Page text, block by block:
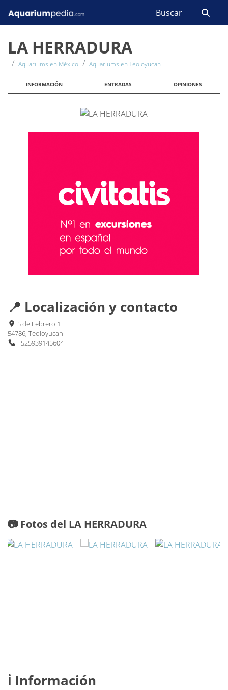
LA HERRADURA
Aquariums en México Aquariums en Teoloyucan
INFORMACIÓN ENTRADAS OPINIONES
📍 Localización y contacto
5 de Febrero 1
54786, Teoloyucan
+525939145604
📷 Fotos del LA HERRADURA
ℹ️ Información